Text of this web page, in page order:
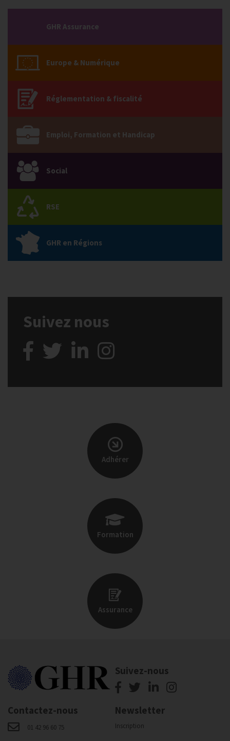
GHR Assurance
Europe & Numérique
Réglementation & fiscalité
Emploi, Formation et Handicap
Social
RSE
GHR en Régions
Suivez nous
Adhérer
Formation
Assurance
Suivez-nous
Contactez-nous
01 42 96 60 75
Newsletter
Inscription